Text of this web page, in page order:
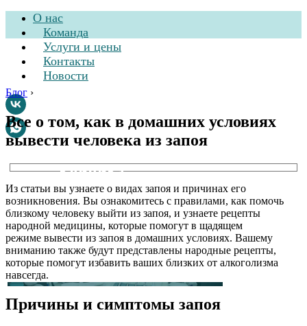
О нас
Команда
Услуги и цены
Контакты
Новости
Стоматологическая
клиника
Блог ›
Все о том, как в домашних условиях
вывести человека из запоя
Из статьи вы узнаете о видах запоя и причинах его
возникновения. Вы ознакомитесь с правилами, как помочь
близкому человеку выйти из запоя, и узнаете рецепты
народной медицины, которые помогут в щадящем
режиме вывести из запоя в домашних условиях. Вашему
вниманию также будут представлены народные рецепты,
которые помогут избавить ваших близких от алкоголизма
навсегда.
Причины и симптомы запоя